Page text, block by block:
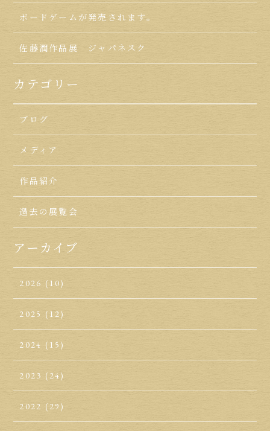
ボードゲームが発売されます。
佐藤潤作品展 ジャパネスク
カテゴリー
ブログ
メディア
作品紹介
過去の展覧会
アーカイブ
2026 (10)
2025 (12)
2024 (15)
2023 (24)
2022 (29)